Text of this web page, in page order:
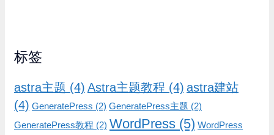
标签
astra主题 (4) Astra主题教程 (4) astra建站
(4) GeneratePress (2) GeneratePress主题 (2)
GeneratePress教程 (2) WordPress (5) WordPress